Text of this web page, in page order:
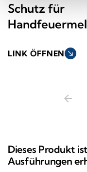
Schutz für
LINK ÖFFNEN south_east
arrow_back
Dieses Produkt
Ausführungen